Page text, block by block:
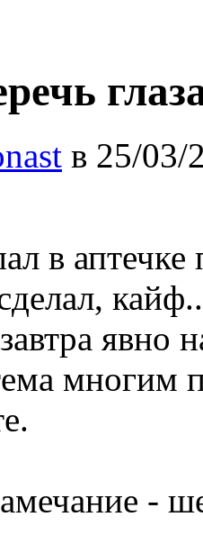
в 25/03/
в
явно
многим
-